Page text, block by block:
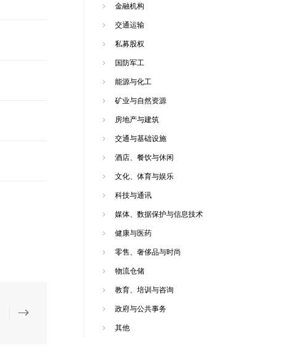
金融机构
交通运输
私募股权
国防军工
能源与化工
矿业与自然资源
房地产与建筑
交通与基础设施
酒店、餐饮与休闲
文化、体育与娱乐
科技与通讯
媒体、数据保护与信息技术
健康与医药
零售、奢侈品与时尚
物流仓储
教育、培训与咨询
政府与公共事务
其他